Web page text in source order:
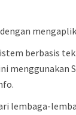
berbasis
lembaga-